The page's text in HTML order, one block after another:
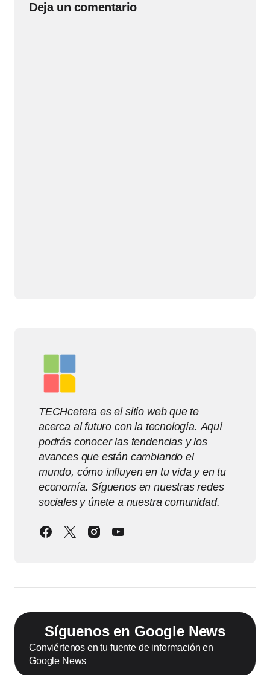
Deja un comentario
TECHcetera es el sitio web que te
acerca al futuro con la tecnología. Aquí
podrás conocer las tendencias y los
avances que están cambiando el
mundo, cómo influyen en tu vida y en tu
economía. Síguenos en nuestras redes
sociales y únete a nuestra comunidad.
Síguenos en Google News
Conviértenos en tu fuente de información en
Google News